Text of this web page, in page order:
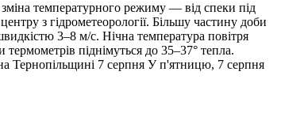
температурного режиму — від спеки під
з гідрометеорології. Більшу частину доби
3–8 м/с. Нічна температура повітря
піднімуться до 35–37° тепла.
на Тернопільщині 7 серпня У п'ятницю, 7 серпня